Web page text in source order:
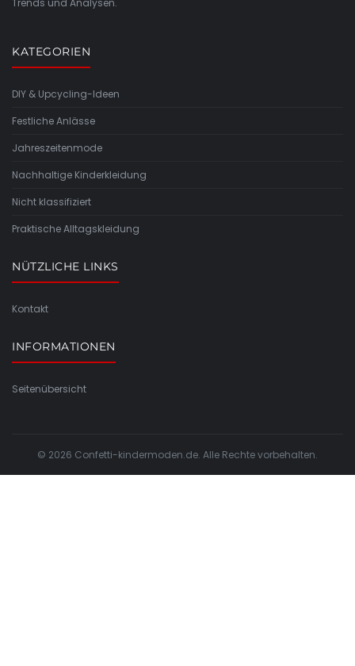
KATEGORIEN
DIY & Upcycling-Ideen
Festliche Anlässe
Jahreszeitenmode
Nachhaltige Kinderkleidung
Nicht klassifiziert
Praktische Alltagskleidung
NÜTZLICHE LINKS
Kontakt
INFORMATIONEN
Seitenübersicht
© 2026 Confetti-kindermoden.de. Alle Rechte vorbehalten.